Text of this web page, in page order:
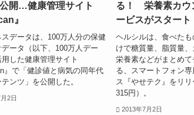
開…健康管理サイト
』
スデータは、100万人分の保健
ータ（以下、100万人デー
した健康管理サイト
』で「健診値と病気の同年代
ンツ」を公開した。
2日
る！ 栄養素カウ
ービスがスタート
ヘルシルは、食べた
けで糖質量、脂質量
栄養素などがまとめて
る、スマートフォン
ス『やせテク』をリ
315円）。
2013年7月2日